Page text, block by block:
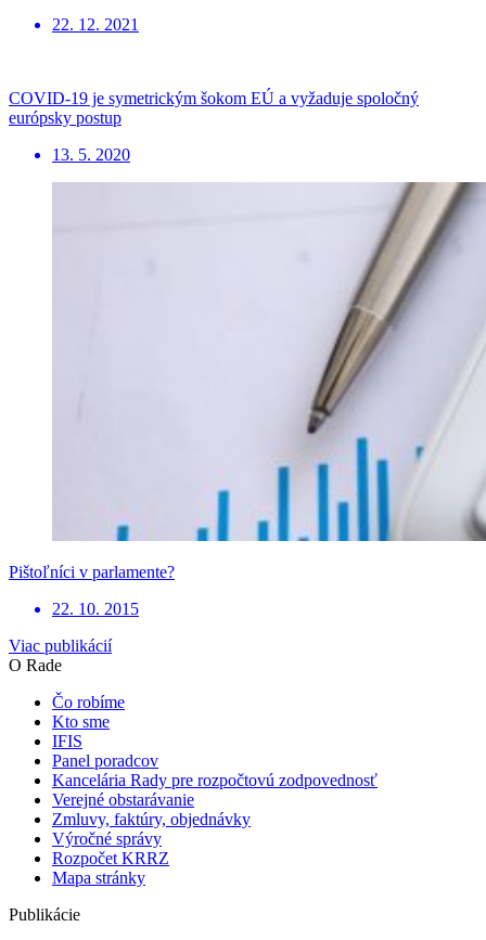
22. 12. 2021
COVID-19 je symetrickým šokom EÚ a vyžaduje spoločný
európsky postup
13. 5. 2020
Pištoľníci v parlamente?
22. 10. 2015
Viac publikácií
O Rade
Čo robíme
Kto sme
IFIS
Panel poradcov
Kancelária Rady pre rozpočtovú zodpovednosť
Verejné obstarávanie
Zmluvy, faktúry, objednávky
Výročné správy
Rozpočet KRRZ
Mapa stránky
Publikácie